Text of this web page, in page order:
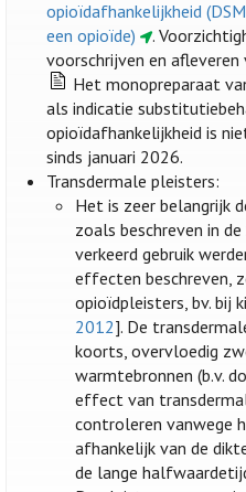
opioïdafhankelijkheid
een opioïde)
.
voorschrijven en
Het monopreparaat
als indicatie
opioïdafhankelijkheid is
sinds januari 2026.
Transdermale pleisters:
Het is zeer belangrijk
zoals beschreven in
verkeerd gebruik
effecten beschreven,
opioïdpleisters, bv. bij
2012]. De
koorts, overvloedig
warmtebronnen (b.v.
effect van
controleren vanwege
afhankelijk van de
de lange